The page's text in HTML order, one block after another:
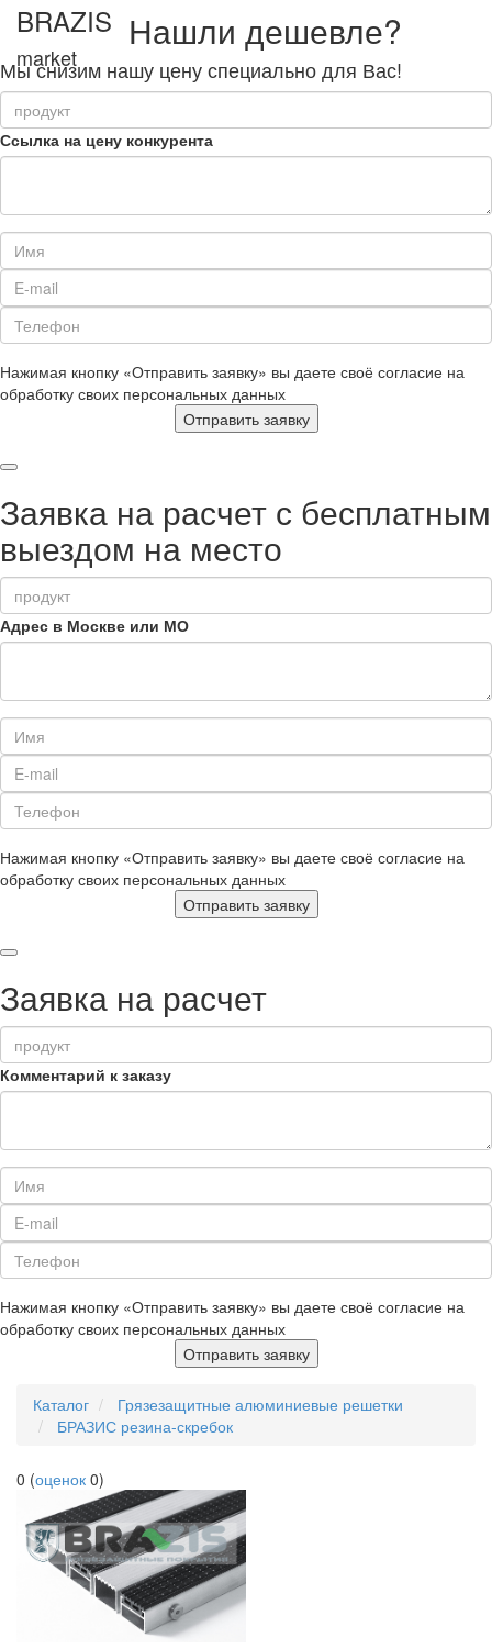
BRAZIS
market
Нашли дешевле?
Мы снизим нашу цену специально для Вас!
Ссылка на цену конкурента
Нажимая кнопку «Отправить заявку» вы даете своё согласие на
обработку своих персональных данных
Отправить заявку
Заявка на расчет с бесплатным
выездом на место
Адрес в Москве или МО
Нажимая кнопку «Отправить заявку» вы даете своё согласие на
обработку своих персональных данных
Отправить заявку
Заявка на расчет
Комментарий к заказу
Нажимая кнопку «Отправить заявку» вы даете своё согласие на
обработку своих персональных данных
Отправить заявку
Каталог
Грязезащитные алюминиевые решетки
БРАЗИС резина-скребок
0 (оценок 0)